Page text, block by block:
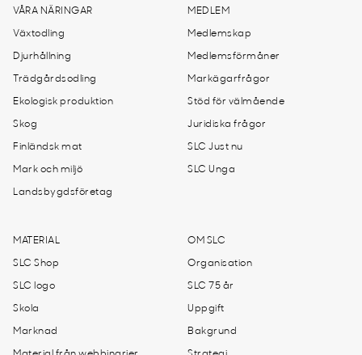
VÅRA NÄRINGAR
Växtodling
Djurhållning
Trädgårdsodling
Ekologisk produktion
Skog
Finländsk mat
Mark och miljö
Landsbygdsföretag
MEDLEM
Medlemskap
Medlemsförmåner
Markägarfrågor
Stöd för välmående
Juridiska frågor
SLC Just nu
SLC Unga
MATERIAL
SLC Shop
SLC logo
Skola
Marknad
OM SLC
Organisation
SLC 75 år
Uppgift
Bakgrund